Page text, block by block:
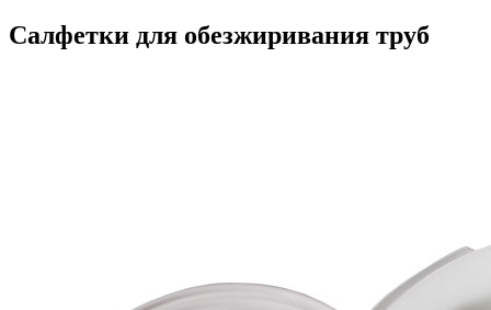
Салфетки для обезжиривания труб